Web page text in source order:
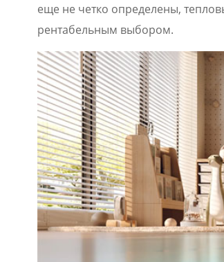
еще не четко определены,
рентабельным выбором.